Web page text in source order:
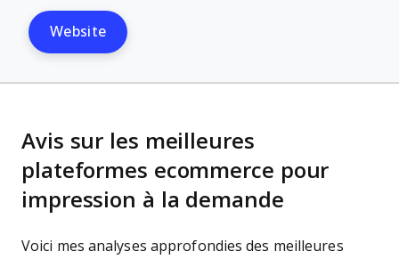
Website
Avis sur les meilleures
plateformes ecommerce pour
impression à la demande
Voici mes analyses approfondies des meilleures